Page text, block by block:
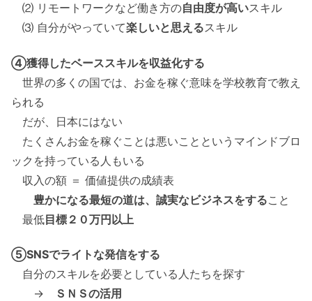
⑵ リモートワークなど働き方の自由度が高いスキル
⑶ 自分がやっていて楽しいと思えるスキル
④獲得したベーススキルを収益化する
世界の多くの国では、お金を稼ぐ意味を学校教育で教え
られる
だが、日本にはない
たくさんお金を稼ぐことは悪いことというマインドブロ
ックを持っている人もいる
収入の額 ＝ 価値提供の成績表
豊かになる最短の道は、誠実なビジネスをすること
最低目標２０万円以上
⑤SNSでライトな発信をする
自分のスキルを必要としている人たちを探す
→
ＳＮＳの活用